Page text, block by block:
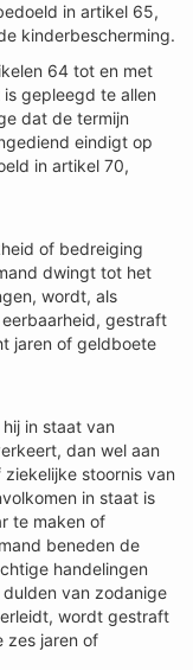
in artikel 65,
kinderbescherming.
64 tot en met
gepleegd te allen
dat de termijn
eindigt op
in artikel 70,
of bedreiging
dwingt tot het
wordt, als
gestraft
jaren of geldboete
in staat van
dan wel aan
stoornis van
in staat is
te maken of
beneden de
handelingen
van zodanige
wordt gestraft
zes jaren of